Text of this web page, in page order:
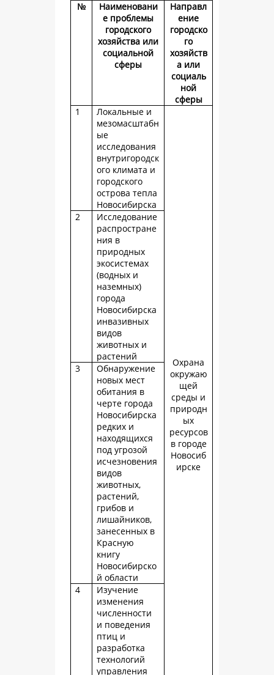
№
Наименовани
е проблемы
городского
хозяйства или
социальной
сферы
Направл
ение
городско
го
хозяйств
а или
социаль
ной
сферы
1
Локальные и
мезомасштабн
ые
исследования
внутригородск
ого климата и
городского
острова тепла
Новосибирска
Охрана
окружаю
щей
среды и
природн
ых
ресурсов
в городе
Новосиб
ирске
2
Исследование
распростране
ния в
природных
экосистемах
(водных и
наземных)
города
Новосибирска
инвазивных
видов
животных и
растений
3
Обнаружение
новых мест
обитания в
черте города
Новосибирска
редких и
находящихся
под угрозой
исчезновения
видов
животных,
растений,
грибов и
лишайников,
занесенных в
Красную
книгу
Новосибирско
й области
4
Изучение
изменения
численности
и поведения
птиц и
разработка
технологий
управления